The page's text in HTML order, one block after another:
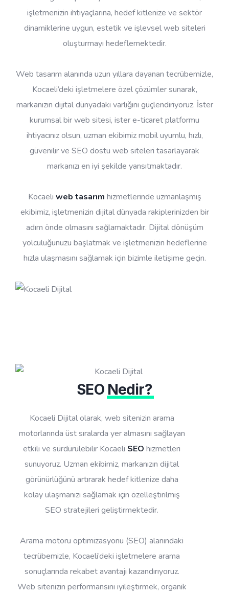
işletmenizin ihtiyaçlarına, hedef kitlenize ve sektör
dinamiklerine uygun, estetik ve işlevsel web siteleri
oluşturmayı hedeflemektedir.
Web tasarım alanında uzun yıllara dayanan tecrübemizle,
Kocaeli’deki işletmelere özel çözümler sunarak,
markanızın dijital dünyadaki varlığını güçlendiriyoruz. İster
kurumsal bir web sitesi, ister e-ticaret platformu
ihtiyacınız olsun, uzman ekibimiz mobil uyumlu, hızlı,
güvenilir ve SEO dostu web siteleri tasarlayarak
markanızı en iyi şekilde yansıtmaktadır.
Kocaeli web tasarım hizmetlerinde uzmanlaşmış
ekibimiz, işletmenizin dijital dünyada rakiplerinizden bir
adım önde olmasını sağlamaktadır. Dijital dönüşüm
yolculuğunuzu başlatmak ve işletmenizin hedeflerine
hızla ulaşmasını sağlamak için bizimle iletişime geçin.
SEO Nedir?
Kocaeli Dijital olarak, web sitenizin arama
motorlarında üst sıralarda yer almasını sağlayan
etkili ve sürdürülebilir Kocaeli SEO hizmetleri
sunuyoruz. Uzman ekibimiz, markanızın dijital
görünürlüğünü artırarak hedef kitlenize daha
kolay ulaşmanızı sağlamak için özelleştirilmiş
SEO stratejileri geliştirmektedir.
Arama motoru optimizasyonu (SEO) alanındaki
tecrübemizle, Kocaeli’deki işletmelere arama
sonuçlarında rekabet avantajı kazandırıyoruz.
Web sitenizin performansını iyileştirmek, organik